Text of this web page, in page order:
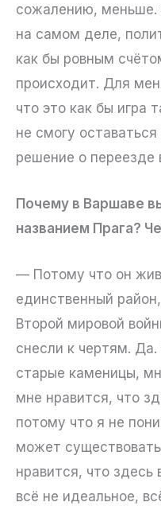
сожалению, меньше.
на самом деле,
как бы ровным
происходит. Для
что это как бы игра
не смогу
решение о переезде
Почему в Варшаве
названием Прага?
— Потому что он
единственный
Второй мировой
снесли к чертям.
старые каменицы,
мне нравится, что
потому что я не
может
нравится, что здесь
всё не идеальное,